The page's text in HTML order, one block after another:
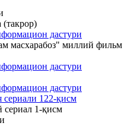
(такрор)
дастури
масхарабоз" миллий фильм
дастури
дастури
сериали 122-қисм
сериал 1-қисм